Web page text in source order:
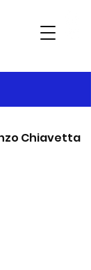
Chiavetta